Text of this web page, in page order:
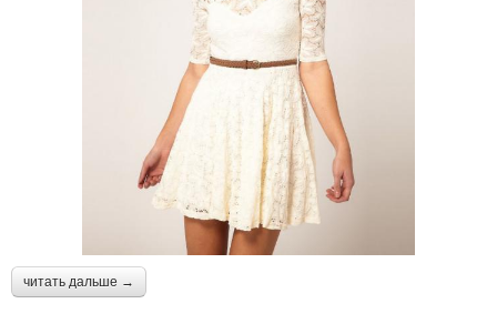
читать дальше →